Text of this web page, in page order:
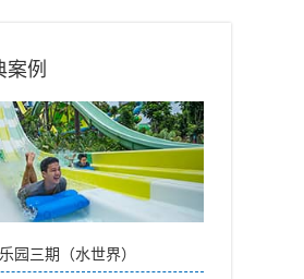
案例
园三期（水世界）